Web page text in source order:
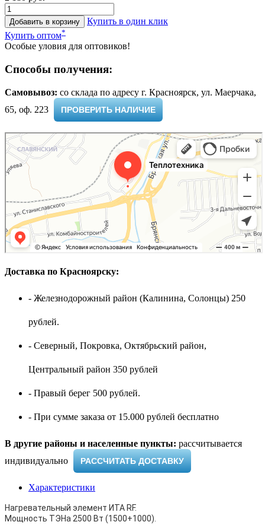
Добавить в корзину
Купить в один клик
Купить оптом*
Особые уловия для оптовиков!
Способы получения:
Самовывоз: cо склада по адресу г. Красноярск, ул. Маерчака,
65, оф. 223 ​
ПРОВЕРИТЬ НАЛИЧИЕ
Доставка по Красноярску:
- Железнодорожный район (Калинина, Солонцы) 250
рублей.
- Северный, Покровка, Октябрьский район,
Центральный район 350 рублей
- Правый берег 500 рублей.
- При сумме заказа от 15.000 рублей бесплатно
В другие районы и населенные пункты: рассчитывается
индивидуально ​
РАССЧИТАТЬ ДОСТАВКУ
Характеристики
Нагревательный элемент ИТА RF.
Мощность ТЭНа 2500 Вт (1500+1000).